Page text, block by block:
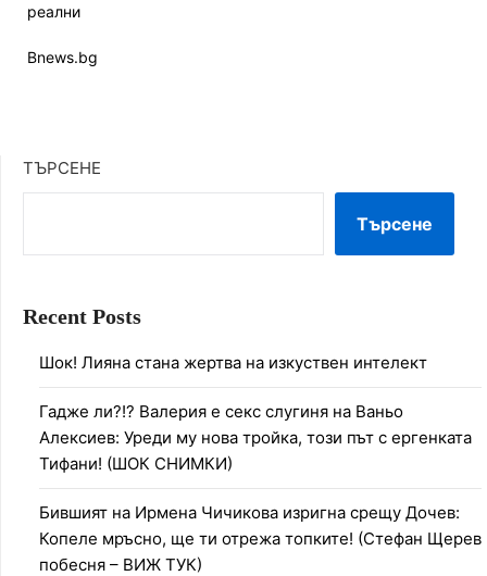
реални
Bnews.bg
ТЪРСЕНЕ
Търсене
Recent Posts
Шок! Лияна стана жертва на изкуствен интелект
Гадже ли?!? Валерия е секс слугиня на Ваньо
Алексиев: Уреди му нова тройка, този път с ергенката
Тифани! (ШОК СНИМКИ)
Бившият на Ирмена Чичикова изригна срещу Дочев:
Копеле мръсно, ще ти отрежа топките! (Стефан Щерев
побесня – ВИЖ ТУК)